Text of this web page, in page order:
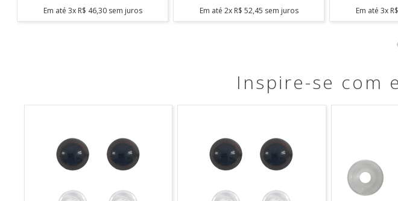
Em até 3x R$ 46,30sem juros Em até 2x R$ 52,45 sem juros Em até 3x R$
Inspire-se com